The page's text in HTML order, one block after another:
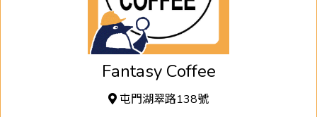
Fantasy Coffee
屯門湖翠路138號